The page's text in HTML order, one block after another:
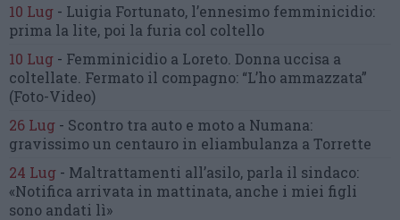
10 Lug - Luigia Fortunato, l’ennesimo femminicidio:
prima la lite, poi la furia col coltello
10 Lug - Femminicidio a Loreto. Donna uccisa a
coltellate. Fermato il compagno: “L’ho ammazzata”
(Foto-Video)
26 Lug - Scontro tra auto e moto a Numana:
gravissimo un centauro in eliambulanza a Torrette
24 Lug - Maltrattamenti all’asilo, parla il sindaco:
«Notifica arrivata in mattinata, anche i miei figli
sono andati lì»